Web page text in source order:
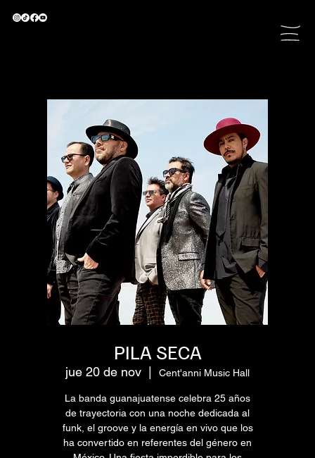
PILA SECA
jue 20 de nov
  |
Cent'anni Music Hall
La banda guanajuatense celebra 25 años
de trayectoria con una noche dedicada al
funk, el groove y la energía en vivo que los
ha convertido en referentes del género en